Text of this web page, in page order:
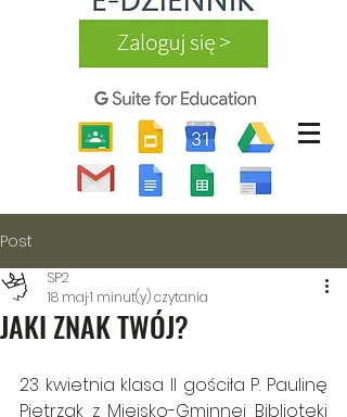
Post
JAKI ZNAK TWÓJ?
SP2
18 maj1 minut(y) czytania
23 kwietnia klasa II gościła P. Paulinę
Pietrzak z Miejsko-Gminnej Biblioteki